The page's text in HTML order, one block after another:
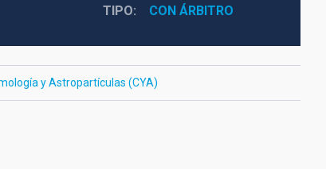
TIPO CON ÁRBITRO
y Astropartículas (CYA)